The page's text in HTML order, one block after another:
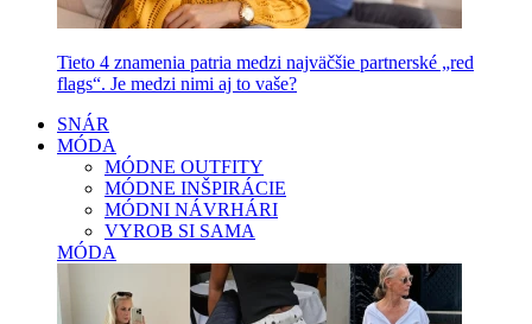
Tieto 4 znamenia patria medzi najväčšie partnerské „red
flags“. Je medzi nimi aj to vaše?
SNÁR
MÓDA
MÓDNE OUTFITY
MÓDNE INŠPIRÁCIE
MÓDNI NÁVRHÁRI
VYROB SI SAMA
MÓDA